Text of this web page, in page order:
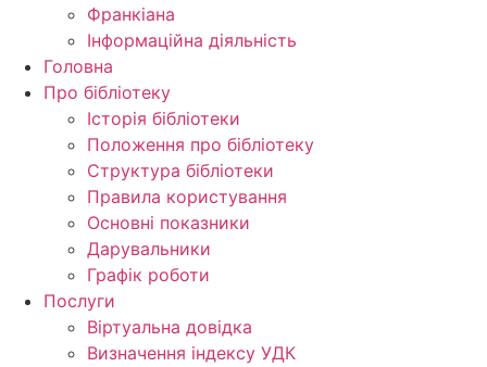
Франкіана
Інформаційна діяльність
Головна
Про бібліотеку
Історія бібліотеки
Положення про бібліотеку
Структура бібліотеки
Правила користування
Основні показники
Дарувальники
Графік роботи
Послуги
Віртуальна довідка
Визначення індексу УДК